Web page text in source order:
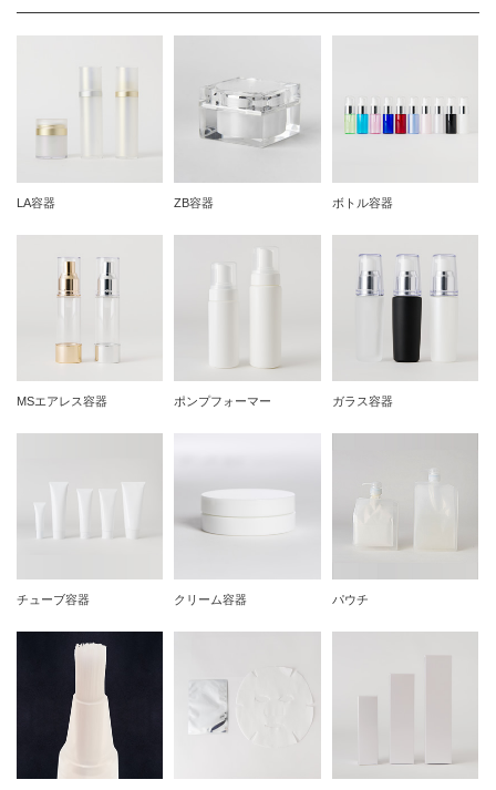
LA容器 ZB容器 ボトル容器
MSエアレス容器 ポンプフォーマー ガラス容器
チューブ容器 クリーム容器 パウチ